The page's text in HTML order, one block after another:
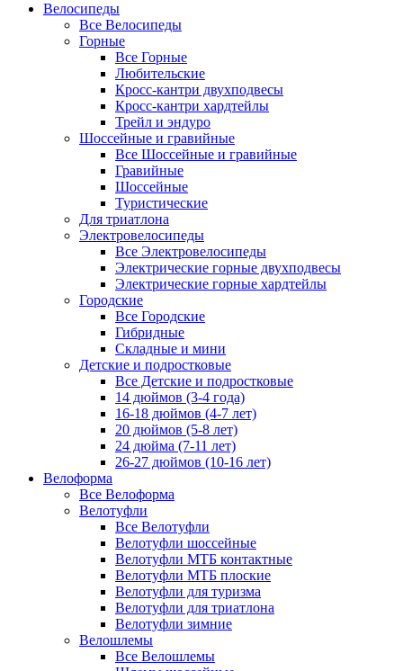
Велосипеды
Все Велосипеды
Горные
Все Горные
Любительские
Кросс-кантри двухподвесы
Кросс-кантри хардтейлы
Трейл и эндуро
Шоссейные и гравийные
Все Шоссейные и гравийные
Гравийные
Шоссейные
Туристические
Для триатлона
Электровелосипеды
Все Электровелосипеды
Электрические горные двухподвесы
Электрические горные хардтейлы
Городские
Все Городские
Гибридные
Складные и мини
Детские и подростковые
Все Детские и подростковые
14 дюймов (3-4 года)
16-18 дюймов (4-7 лет)
20 дюймов (5-8 лет)
24 дюйма (7-11 лет)
26-27 дюймов (10-16 лет)
Велоформа
Все Велоформа
Велотуфли
Все Велотуфли
Велотуфли шоссейные
Велотуфли МТБ контактные
Велотуфли МТБ плоские
Велотуфли для туризма
Велотуфли для триатлона
Велотуфли зимние
Велошлемы
Все Велошлемы